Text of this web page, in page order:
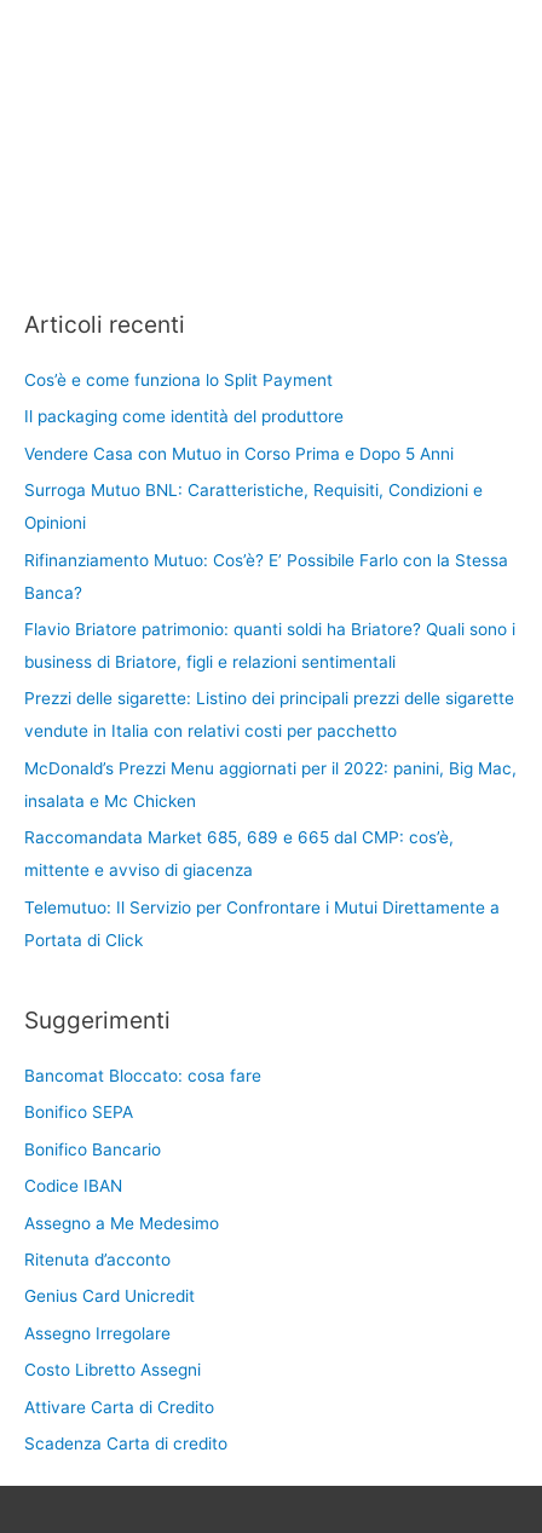
Articoli recenti
Cos’è e come funziona lo Split Payment
Il packaging come identità del produttore
Vendere Casa con Mutuo in Corso Prima e Dopo 5 Anni
Surroga Mutuo BNL: Caratteristiche, Requisiti, Condizioni e
Opinioni
Rifinanziamento Mutuo: Cos’è? E’ Possibile Farlo con la Stessa
Banca?
Flavio Briatore patrimonio: quanti soldi ha Briatore? Quali sono i
business di Briatore, figli e relazioni sentimentali
Prezzi delle sigarette: Listino dei principali prezzi delle sigarette
vendute in Italia con relativi costi per pacchetto
McDonald’s Prezzi Menu aggiornati per il 2022: panini, Big Mac,
insalata e Mc Chicken
Raccomandata Market 685, 689 e 665 dal CMP: cos’è,
mittente e avviso di giacenza
Telemutuo: Il Servizio per Confrontare i Mutui Direttamente a
Portata di Click
Suggerimenti
Bancomat Bloccato: cosa fare
Bonifico SEPA
Bonifico Bancario
Codice IBAN
Assegno a Me Medesimo
Ritenuta d’acconto
Genius Card Unicredit
Assegno Irregolare
Costo Libretto Assegni
Attivare Carta di Credito
Scadenza Carta di credito